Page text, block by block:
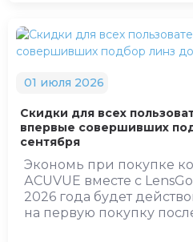
01 июля 2026
Скидки для всех
впервые совершивших
сентября
Экономь при покупке
АCUVUE вместе с
2026 года будет
на первую покупку